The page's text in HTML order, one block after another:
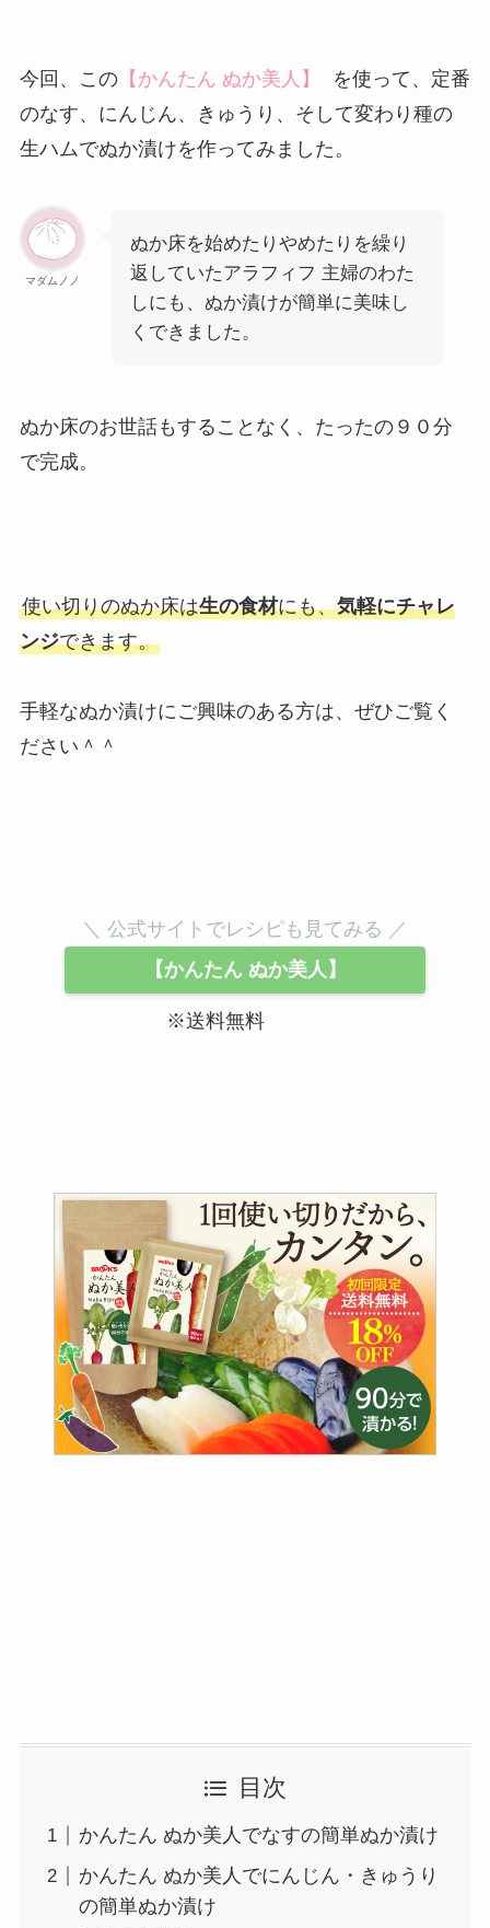
今回、この【かんたん ぬか美人】
を使って、定番
のなす、にんじん、きゅうり、そして変わり種の
生ハムでぬか漬けを作ってみました。
マダムノノ
ぬか床を始めたりやめたりを繰り
返していたアラフィフ 主婦のわた
しにも、ぬか漬けが簡単に美味し
くできました。
ぬか床のお世話もすることなく、たったの９０分
で完成。
使い切りのぬか床は生の食材にも、気軽にチャレ
ンジできます。
手軽なぬか漬けにご興味のある方は、ぜひご覧く
ださい＾＾
＼ 公式サイトでレシピも見てみる ／
【かんたん ぬか美人】
※送料無料
目次
かんたん ぬか美人でなすの簡単ぬか漬け
かんたん ぬか美人でにんじん・きゅうり
の簡単ぬか漬け